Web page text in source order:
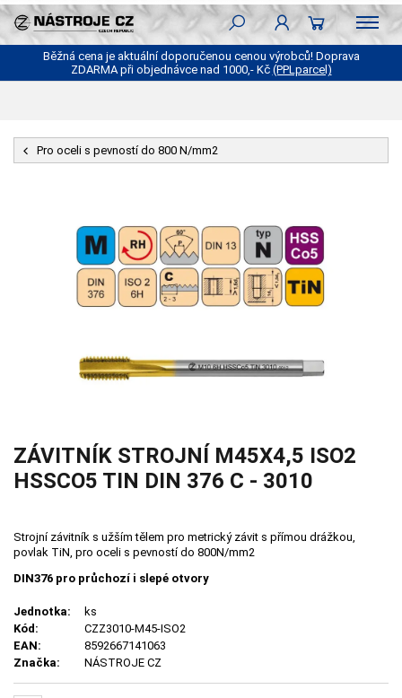
Běžná cena je aktuální doporučenou cenou výrobců! Doprava
ZDARMA při objednávce nad 1000,- Kč (PPLparcel)
Pro oceli s pevností do 800 N/mm2
ZÁVITNÍK STROJNÍ M45X4,5 ISO2
HSSCO5 TIN DIN 376 C - 3010
Strojní závitník s užším tělem pro metrický závit s přímou drážkou,
povlak TiN, pro oceli s pevností do 800N/mm2
DIN376 pro průchozí i slepé otvory
Jednotka:
ks
Kód:
CZZ3010-M45-ISO2
EAN:
8592667141063
Značka:
NÁSTROJE CZ